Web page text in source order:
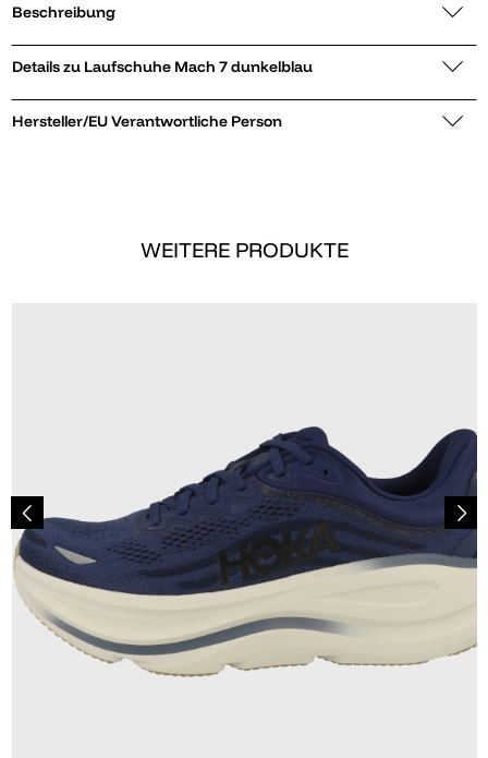
Beschreibung
Details zu Laufschuhe Mach 7 dunkelblau
Hersteller/EU Verantwortliche Person
WEITERE PRODUKTE